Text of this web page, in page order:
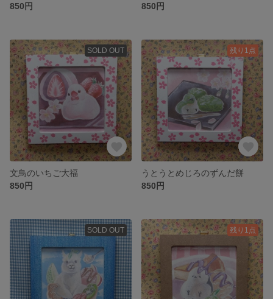
850円
850円
SOLD OUT
文鳥のいちご大福
850円
残り1点
うとうとめじろのずんだ餅
850円
SOLD OUT 残り1点